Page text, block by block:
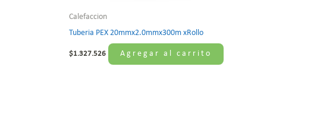
Calefaccion
Tuberia PEX 20mmx2.0mmx300m xRollo
$1.327.526 Agregar al carrito